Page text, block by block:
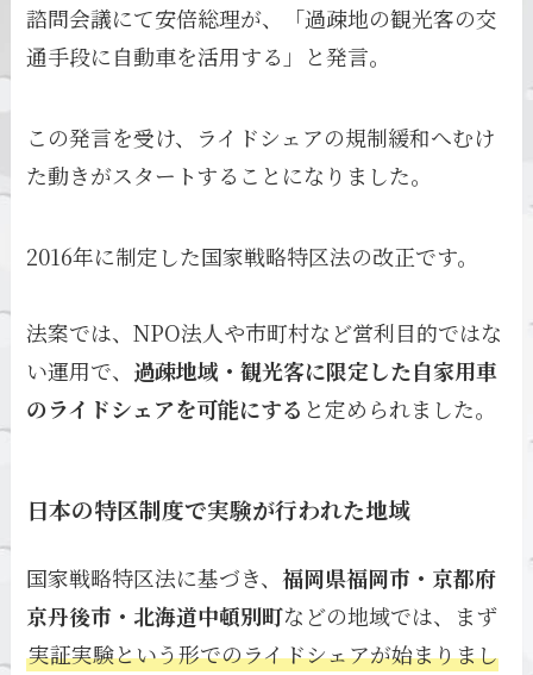
諮問会議にて安倍総理が、「過疎地の観光客の交
通手段に自動車を活用する」と発言。
この発言を受け、ライドシェアの規制緩和へむけ
た動きがスタートすることになりました。
2016年に制定した国家戦略特区法の改正です。
法案では、NPO法人や市町村など営利目的ではな
い運用で、 過疎地域・観光客に限定した自家用車
のライドシェアを可能にする と定められました。
日本の特区制度で実験が行われた地域
国家戦略特区法に基づき、福岡県福岡市・京都府
京丹後市・北海道中頓別町などの地域では、まず
実証実験という形でのライドシェアが始まりまし